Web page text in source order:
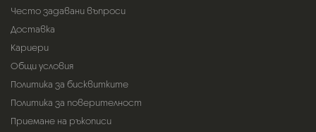
Често задавани въпроси
Доставка
Кариери
Общи условия
Политика за бисквитките
Политика за поверителност
Приемане на ръкописи